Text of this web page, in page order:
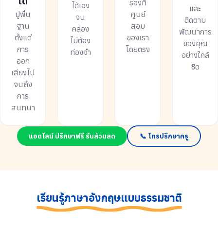
ปูพื้น
ฐาน
ตั้งแต่
การ
ออก
เสียงไป
จนถึง
การ
สนทนา
ได้เอง
จน
คล่อง
ไม่ต้อง
ท่องจำ
รองที่
ศูนย์
สอบ
ของเรา
โดยตรง
และ
ติดตาม
พัฒนาการ
ของคุณ
อย่างใกล้
ชิด
แอดไลน์ ปรึกษาฟรี รับส่วนลด 📞 โทรปรึกษาครู
เรียนรู้ภาษาอังกฤษแบบธรรมชาติ